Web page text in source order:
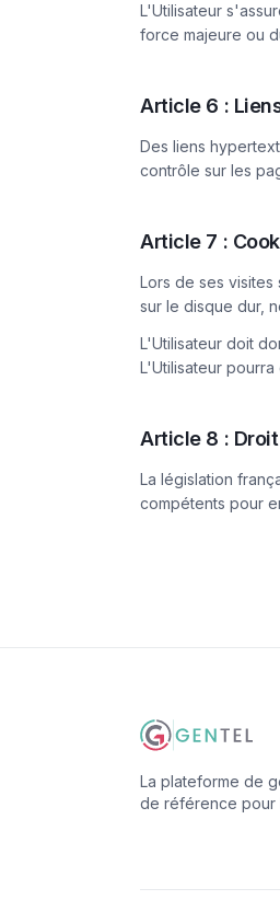
L'Utilisateur
force majeure ou
Article 6 :
Des liens
contrôle sur les
Article 7 :
Lors de ses
sur le disque dur,
L'Utilisateur doit
L'Utilisateur
Article 8 :
La législation
compétents pour
La plateforme de
de référence pour